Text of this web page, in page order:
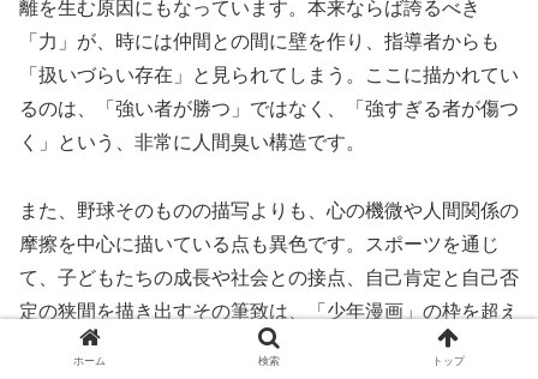
離を生む原因にもなっています。本来ならば誇るべき
「力」が、時には仲間との間に壁を作り、指導者からも
「扱いづらい存在」と見られてしまう。ここに描かれてい
るのは、「強い者が勝つ」ではなく、「強すぎる者が傷つ
く」という、非常に人間臭い構造です。
また、野球そのものの描写よりも、心の機微や人間関係の
摩擦を中心に描いている点も異色です。スポーツを通じ
て、子どもたちの成長や社会との接点、自己肯定と自己否
定の狭間を描き出すその筆致は、「少年漫画」の枠を超え
て“現代の子どもたち”を描く作品として高いメッセージ性
ホーム 検索 トップ